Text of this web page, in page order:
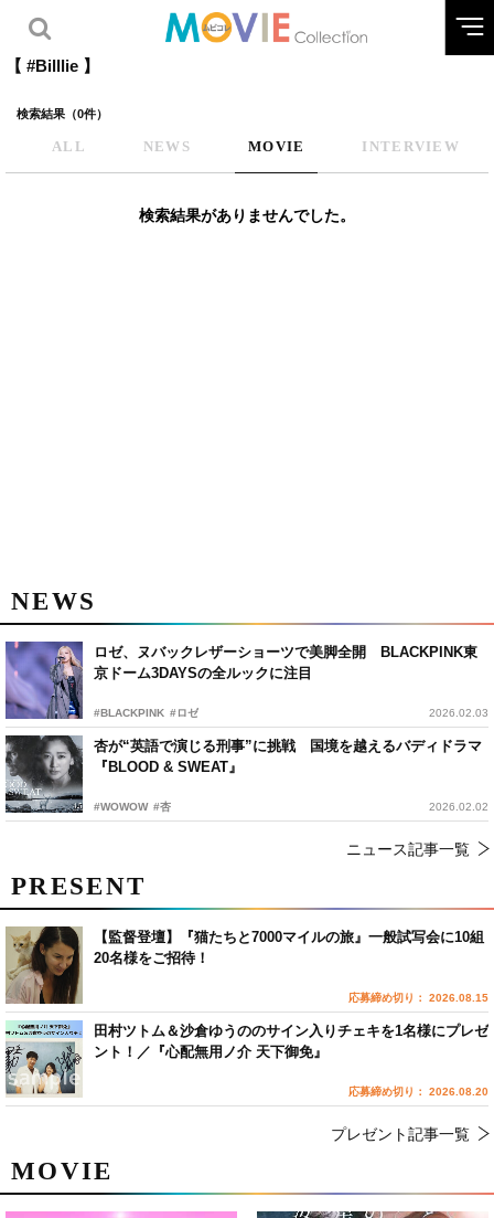
【 #Billlie 】
検索結果（0件）
ALL NEWS MOVIE INTERVIEW
検索結果がありませんでした。
NEWS
ロゼ、ヌバックレザーショーツで美脚全開 BLACKPINK東
京ドーム3DAYSの全ルックに注目
#BLACKPINK #ロゼ 2026.02.03
杏が“英語で演じる刑事”に挑戦 国境を越えるバディドラマ
『BLOOD & SWEAT』
#WOWOW #杏 2026.02.02
ニュース記事一覧
MOVIE
PRESENT
【監督登壇】『猫たちと7000マイルの旅』一般試写会に10組
20名様をご招待！
応募締め切り： 2026.08.15
田村ツトム＆沙倉ゆうののサイン入りチェキを1名様にプレゼ
ント！／『心配無用ノ介 天下御免』
応募締め切り： 2026.08.20
プレゼント記事一覧